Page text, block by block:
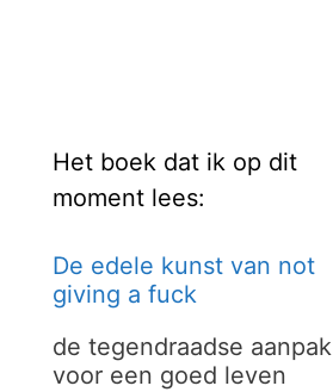
Het boek dat ik op dit
moment lees:
De edele kunst van not
giving a fuck
de tegendraadse aanpak
voor een goed leven